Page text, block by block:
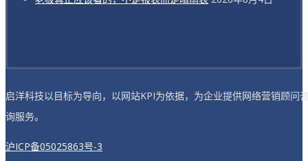
启洋科技以目标为导向，以网站KPI为依据，为企业提供网络营销顾问
询服务。
沪ICP备05025863号-3